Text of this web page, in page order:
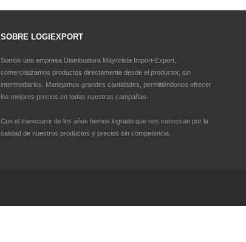
SOBRE LOGIEXPORT
Somos una empresa Distribuidora Mayorista Import-Export,
comercializamos productos directamente desde el productor, sin
intermediarios. Manejamos grandes cantidades, permitiéndonos ofrecer
los mejores precios en todas nuestras campañas.
Con el transcurrir de los años hemos logrado que nos conozcan por la
calidad de nuestros productos y precios sin competencia.